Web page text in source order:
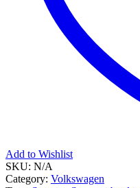
Add to Wishlist
SKU: N/A
Category: Volkswagen